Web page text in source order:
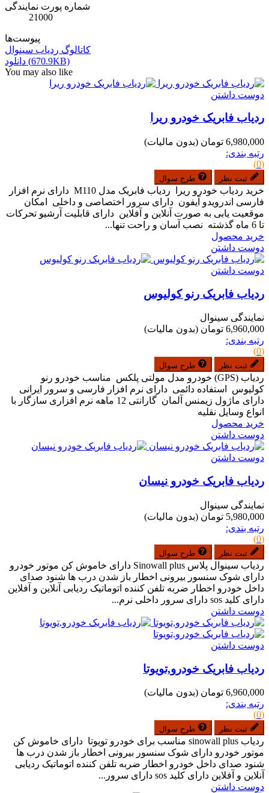
شماره پورت نمایندگی
21000
پیوست‌ها
کاتالوگ ردیاب سینوال
دانلود (670.9KB)
You may also like
دوست داشتن
ردیاب فابریک خودرو ریرا
6,980,000 تومان
(بدون مالیات)
رتبه بندی:
(0)
ثبت نظر طرح سوال
خرید ردیاب خودرو ریرا ردیاب فابریک مدل M110 دارای نرم افزار
فارسی اندرویدو آیفون دارای سرور اختصاصی و داخلی امکان
موقعیت یابی به صورت آنلاین و آفلاین دارای قابلیت آرشیو تحرکات
تا 6 ماه گذشته نصب آسان و راحت تنها...
خرید محصول
دوست داشتن
دوست داشتن
ردیاب فابریک رنو کولیوس
نمایندگی سینوال
6,960,000 تومان
(بدون مالیات)
رتبه بندی:
(0)
ثبت نظر طرح سوال
ردیاب (GPS) خودرو مدل مولتی پلکس مناسب خودرو رنو
کولیوس استفاده دائمی دارای نرم افزار فارسی و سرور ایرانی
دارای ماژول زیمنس آلمان گارانتی 12 ماهه نرم افزاری سازگار با
انواع وسایل نقلیه
خرید محصول
دوست داشتن
دوست داشتن
ردیاب فابریک خودرو نیسان
نمایندگی سینوال
5,980,000 تومان
(بدون مالیات)
رتبه بندی:
(0)
ثبت نظر طرح سوال
ردیاب سینوال پلاس Sinowall plus دارای خاموش کن موتور خودرو
دارای شوک سنسور بیرونی اخطار باز شدن درب ها شنود صدای
داخل خودرو اخطار ضربه تلفن کننده اتوماتیک ردیابی آنلاین و آفلاین
دارای کلید sos دارای سرور داخلی نرم...
دوست داشتن
دوست داشتن
ردیاب فابریک خودرو,تویوتا
6,960,000 تومان
(بدون مالیات)
رتبه بندی:
(0)
ثبت نظر طرح سوال
ردیاب sinowall plus مناسب برای خودرو تویوتا دارای خاموش کن
موتور خودرو دارای شوک سنسور بیرونی اخطار باز شدن درب ها
شنود صدای داخل خودرو اخطار ضربه تلفن کننده اتوماتیک ردیابی
آنلاین و آفلاین دارای کلید sos دارای سرور...
دوست داشتن